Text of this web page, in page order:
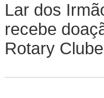
Lar dos
recebe
Rotary